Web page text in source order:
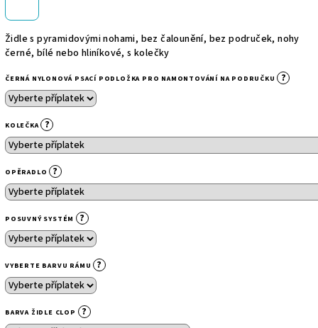
Židle s pyramidovými nohami, bez čalounění, bez područek, nohy
černé, bílé nebo hliníkové, s kolečky
ČERNÁ NYLONOVÁ PSACÍ PODLOŽKA PRO NAMONTOVÁNÍ NA PODRUČKU ?
KOLEČKA ?
OPĚRADLO ?
POSUVNÝ SYSTÉM ?
VYBERTE BARVU RÁMU ?
BARVA ŽIDLE CLOP ?